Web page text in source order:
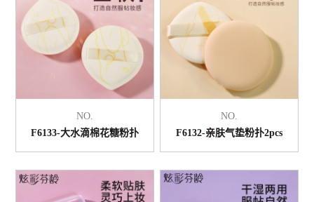
NO.
F6133-大水滴棉花糖粉扑
NO.
F6132-亲肤气垫粉扑2pcs